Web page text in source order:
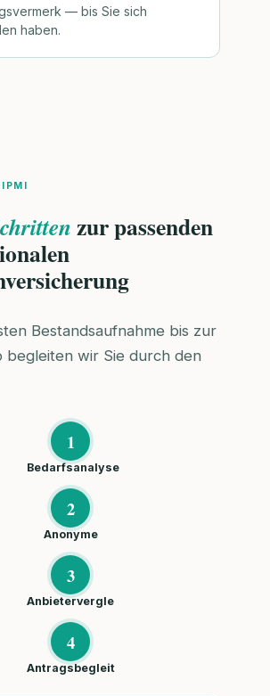
— bis Sie sich
haben.
zur passenden
Bestandsaufnahme bis zur
begleiten wir Sie durch den
1
Bedarfsanalyse
2
Anonyme
3
Anbietervergle
4
Antragsbegleit